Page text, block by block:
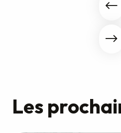
Les